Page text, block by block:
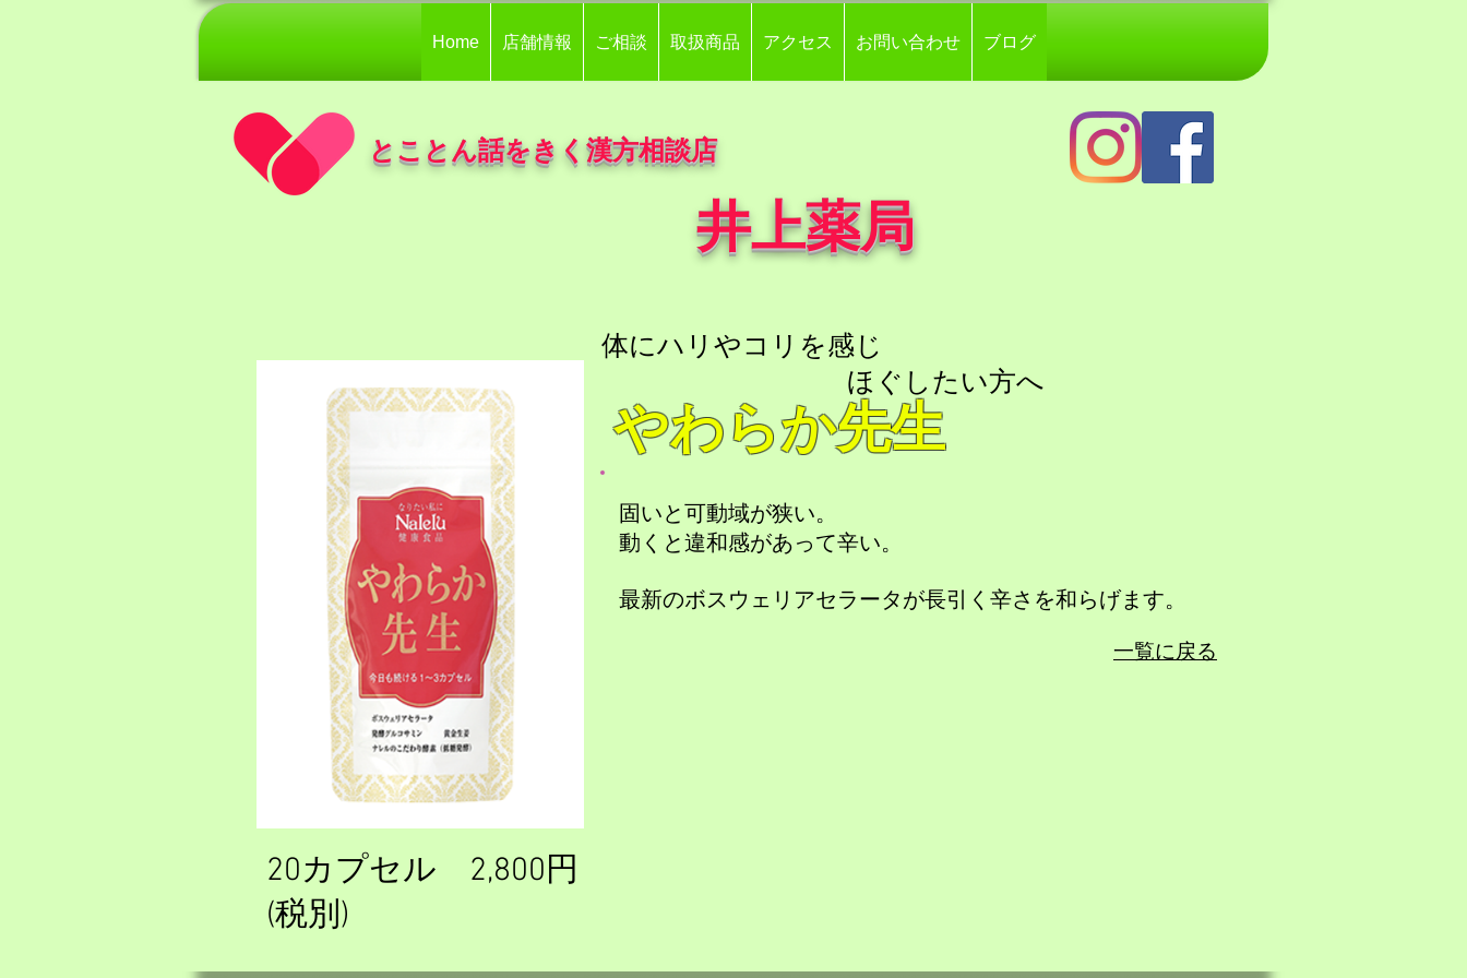
Home 店舗情報 ご相談 取扱商品 アクセス お問い合わせ ブログ
とことん話をきく漢方相談店
井上薬局
やわらか先生
体にハリやコリを感じ
​ ほぐしたい方へ
固いと可動域が狭い。
動くと違和感があって辛い。
最新のボスウェリアセラータが長引く辛さを和らげます。
一覧に戻る
20カプセル 2,800円
(税別)